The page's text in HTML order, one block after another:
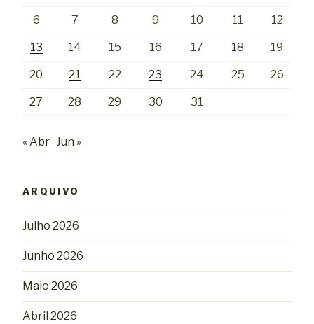
6 7 8 9 10 11 12
13 14 15 16 17 18 19
20 21 22 23 24 25 26
27 28 29 30 31
« Abr Jun »
ARQUIVO
Julho 2026
Junho 2026
Maio 2026
Abril 2026